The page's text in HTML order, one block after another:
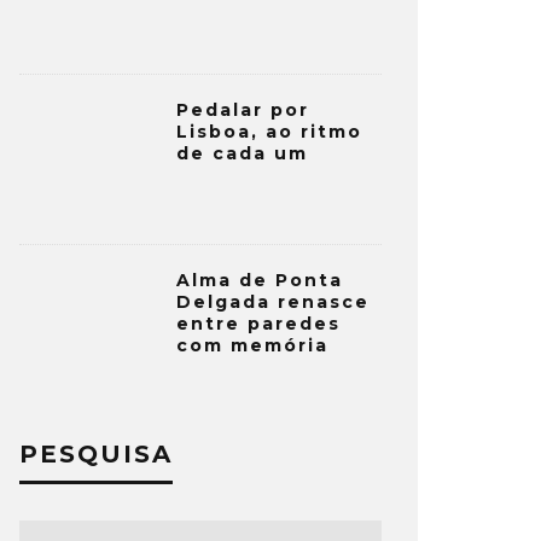
Pedalar por
Lisboa, ao ritmo
de cada um
Alma de Ponta
Delgada renasce
entre paredes
com memória
PESQUISA